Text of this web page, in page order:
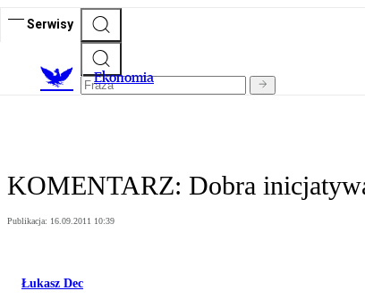
Serwisy
Ekonomia
KOMENTARZ: Dobra
Publikacja: 16.09.2011 10:39
Łukasz Dec